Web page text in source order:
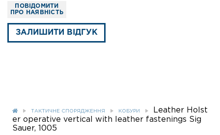
ПОВІДОМИТИ
ПРО НАЯВНІСТЬ
ЗАЛИШИТИ ВІДГУК
ТАКТИЧНЕ СПОРЯДЖЕННЯ КОБУРИ
Leather Holst
er operative vertical with leather fastenings Sig
Sauer, 1005